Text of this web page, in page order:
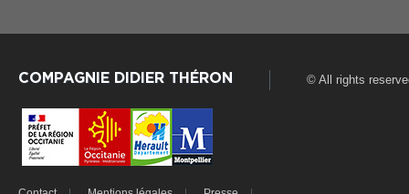
COMPAGNIE DIDIER THÉRON © All rights